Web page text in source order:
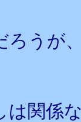
ろうが
は関係